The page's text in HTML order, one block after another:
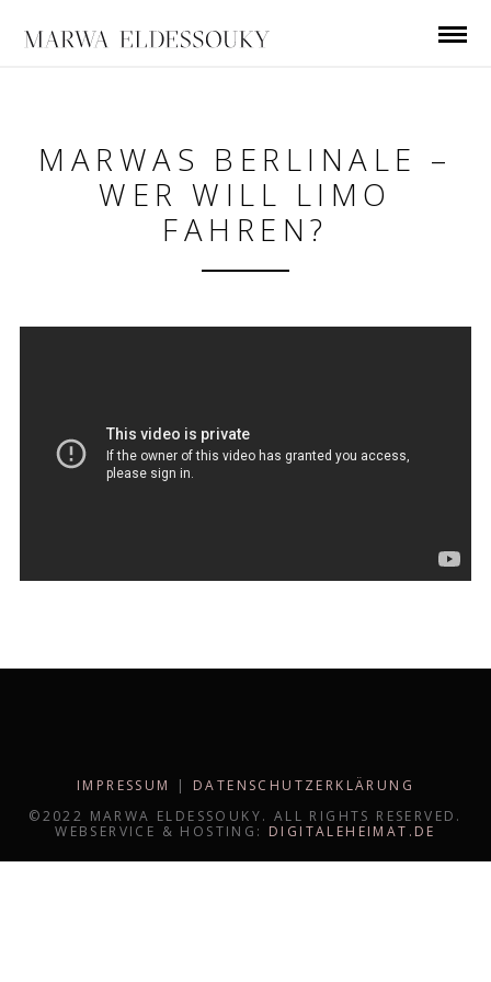
MARWAS BERLINALE –
WER WILL LIMO
FAHREN?
IMPRESSUM | DATENSCHUTZERKLÄRUNG
©2022 MARWA ELDESSOUKY. ALL RIGHTS RESERVED.
WEBSERVICE & HOSTING: DIGITALEHEIMAT.DE